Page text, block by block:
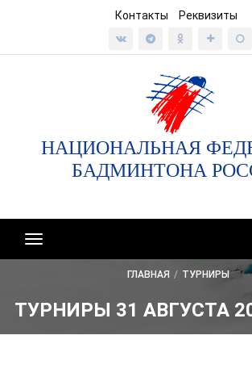
Контакты Реквизиты
НАЦИОНАЛЬНАЯ
БАДМИНТОНА
Показать/
скрыть
ГЛАВНАЯ / ТУРНИРЫ
ТУРНИРЫ 31 АВГУСТА